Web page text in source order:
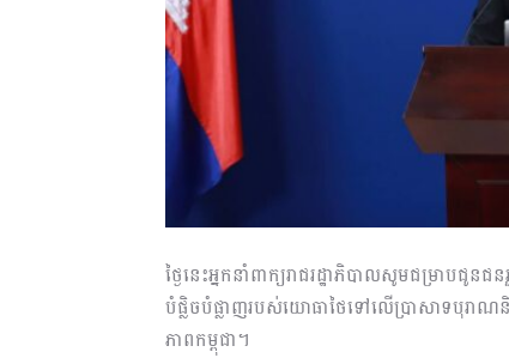
ថ្ងៃនេះអ្នកនាំពាក្យរាជរដ្ឋាភិបាលសូមជម្រាបជូ
បំផ្លិចបំផ្លាញរបស់យោធាថៃទៅលើប្រាសាទបុរា
ភាពកម្ពុជា។